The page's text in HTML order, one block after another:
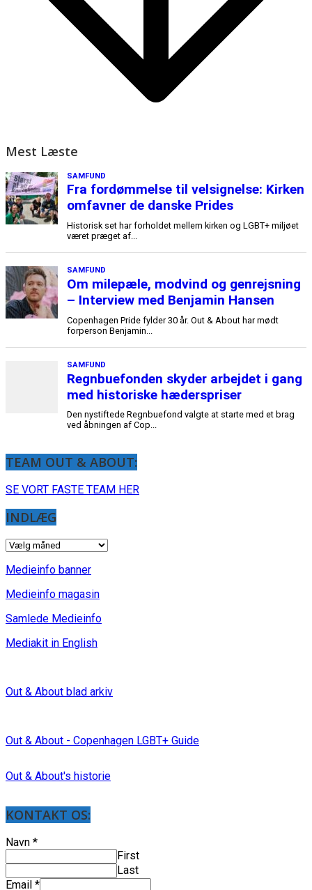
Mest Læste
TEAM OUT & ABOUT:
SE VORT FASTE TEAM HER
INDLÆG
INDLÆG
Medieinfo banner
Medieinfo magasin
Samlede Medieinfo
Mediakit in English
Out & About blad arkiv
Out & About - Copenhagen LGBT+ Guide
Out & About's historie
KONTAKT OS:
Navn *
First
Last
Email *